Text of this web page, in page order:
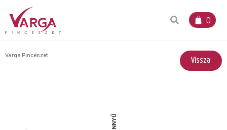
0
Varga Pincészet
Vissza